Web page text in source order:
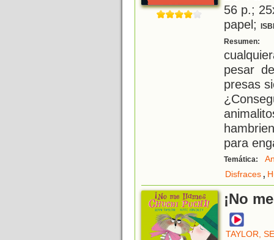
56 p.;
papel;
Resumen:
pesar
presas
para
Temática:
Disfraces,
¡No
TAYLOR,